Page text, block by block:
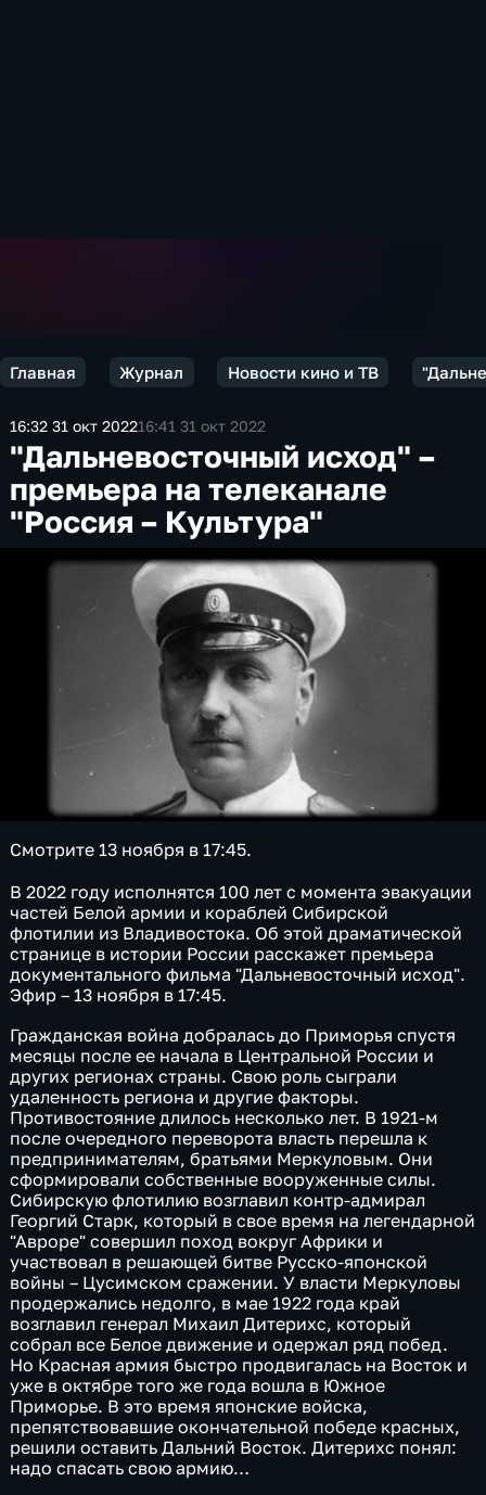
Главная Журнал Новости кино и ТВ
16:32 31 окт 202216:41 31 окт 2022
"Дальневосточный исход" –
премьера на телеканале
"Россия – Культура"
Смотрите 13 ноября в 17:45.
В 2022 году исполнятся 100 лет с момента эвакуации
частей Белой армии и кораблей Сибирской
флотилии из Владивостока. Об этой драматической
странице в истории России расскажет премьера
документального фильма "Дальневосточный исход".
Эфир – 13 ноября в 17:45.
Гражданская война добралась до Приморья спустя
месяцы после ее начала в Центральной России и
других регионах страны. Свою роль сыграли
удаленность региона и другие факторы.
Противостояние длилось несколько лет. В 1921-м
после очередного переворота власть перешла к
предпринимателям, братьями Меркуловым. Они
сформировали собственные вооруженные силы.
Сибирскую флотилию возглавил контр-адмирал
Георгий Старк, который в свое время на легендарной
"Авроре" совершил поход вокруг Африки и
участвовал в решающей битве Русско-японской
войны – Цусимском сражении. У власти Меркуловы
продержались недолго, в мае 1922 года край
возглавил генерал Михаил Дитерихс, который
собрал все Белое движение и одержал ряд побед.
Но Красная армия быстро продвигалась на Восток и
уже в октябре того же года вошла в Южное
Приморье. В это время японские войска,
препятствовавшие окончательной победе красных,
решили оставить Дальний Восток. Дитерихс понял:
надо спасать свою армию…